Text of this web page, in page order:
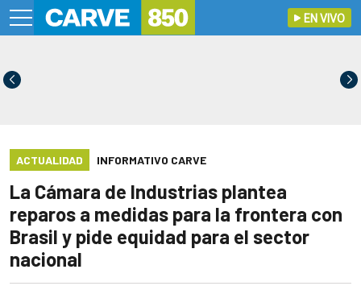
EN VIVO
ACTUALIDAD INFORMATIVO CARVE
La Cámara de Industrias plantea
reparos a medidas para la frontera con
Brasil y pide equidad para el sector
nacional